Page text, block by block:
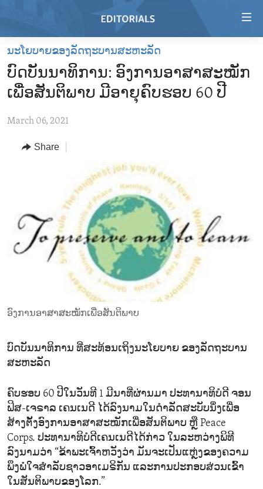
Skip
main
content
to
Navigation
HOME
VIDEO
REGIONS
AFRICA
EUROPE
MIDDLE EAST
TOPICS
SECURITY AND DEFENSE
AID AND DEVELOPMENT
DEMOCRACY AND GOVERNANCE
ECONOMY AND TRADE
ENVIRONMENT AND HEALTH
IDEALS AND INSTITUTIONS
FOLLOW US
ນະໂຍບາຍຂອງລັດຖະບານສະຫະລັດ
ບົດບັນນາທິການ: ອົງການອາສາສະໝັກ
ເພື່ອສັນຕິພາບ ມີອາຍຸຄົບຮອບ 60 ປີ
March 06, 2021
Share
ອົງການອາສາສະໝັກເພື່ອສັນຕິພາບ
ບົດບັນນາທິການ ທີ່ສະທ້ອນເຖິງນະໂຍບາຍ ຂອງລັດຖະບານ
ສະຫະລັດ
ຄົບຮອບ 60 ປີໃນວັນທີ 1 ມີນາທີ່ຜ່ານມາ ປະທານາທິບໍດີ ຈອນ
ຟິສ-ເຈຣາລ ເຄນເນດີ ໄດ້ລົງນາມໃນດຳລັດສະບັບນຶ່ງເພື່ອ
ສ້າງຕັ້ງອົງການອາສາສະໝັກເພື່ອສັນຕິພາບ ຫຼື Peace
Corps. ປະທານາທິບໍດີເຄນເນດີໄດ້ກ່າວ ໃນລະຫວ່າງພິທີ
ລົງນາມວ່າ “ຂ້າພະເຈົ້າຫວັງວ່າ ມັນຈະເປັນແຫຼ່ງຂອງຄວາມ
ພຶງພໍໃຈສຳລັບຊາວອາເມຣິກັນ ແລະການປະກອບສ່ວນເຂົ້າ
ໃນສັນຕິພາບຂອງໂລກ.”